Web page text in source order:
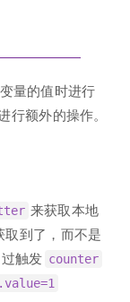
量的值时进行
行额外的操作。
来获取本地
取到了，而不是
触发 counter